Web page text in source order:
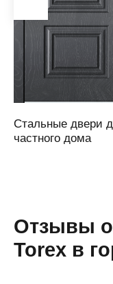
область)
Армавир
Артем
Артемовский
Аскарово
область)
Атырау
Стальные двери
частного дома
Отзывы
Torex в